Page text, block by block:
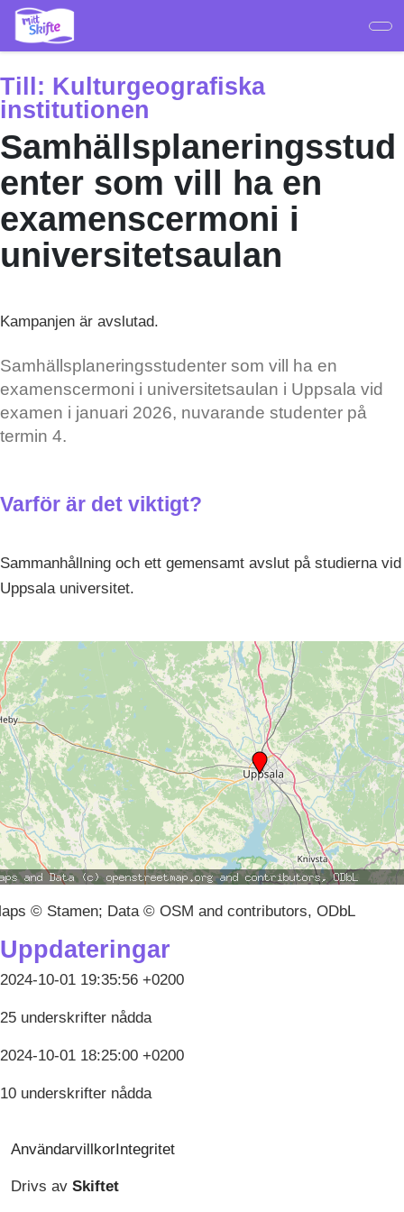
Hoppa
huvudinnehåll
Till: Kulturgeografiska
institutionen
Samhällsplaneringsstud
enter som vill ha en
examenscermoni i
universitetsaulan
Kampanjen är avslutad.
Samhällsplaneringsstudenter som vill ha en
examenscermoni i universitetsaulan i Uppsala vid
examen i januari 2026, nuvarande studenter på
termin 4.
Varför är det viktigt?
Sammanhållning och ett gemensamt avslut på studierna vid
Uppsala universitet.
© Stamen; Data © OSM and contributors, ODbL
Uppdateringar
2024-10-01 19:35:56 +0200
25 underskrifter nådda
2024-10-01 18:25:00 +0200
10 underskrifter nådda
AnvändarvillkorIntegritet
Drivs av Skiftet